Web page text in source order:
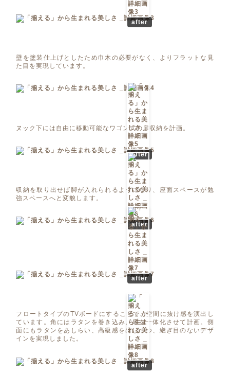
after
壁を塗装仕上げとしたため巾木の必要がなく、よりフラットな見
た目を実現しています。
ヌック下には自由に移動可能なワゴン式の扉収納を計画。
after
収納を取り出せば脚が入れられるようになり、座面スペースが勉
強スペースへと変貌します。
after
after
フロートタイプのTVボードにすることで、空間に抜け感を演出し
ています。角にはラタンを巻き込み、扉を一体化させて計画。側
面にもラタンをあしらい、高級感を出しつつ、継ぎ目のないデザ
インを実現しました。
after